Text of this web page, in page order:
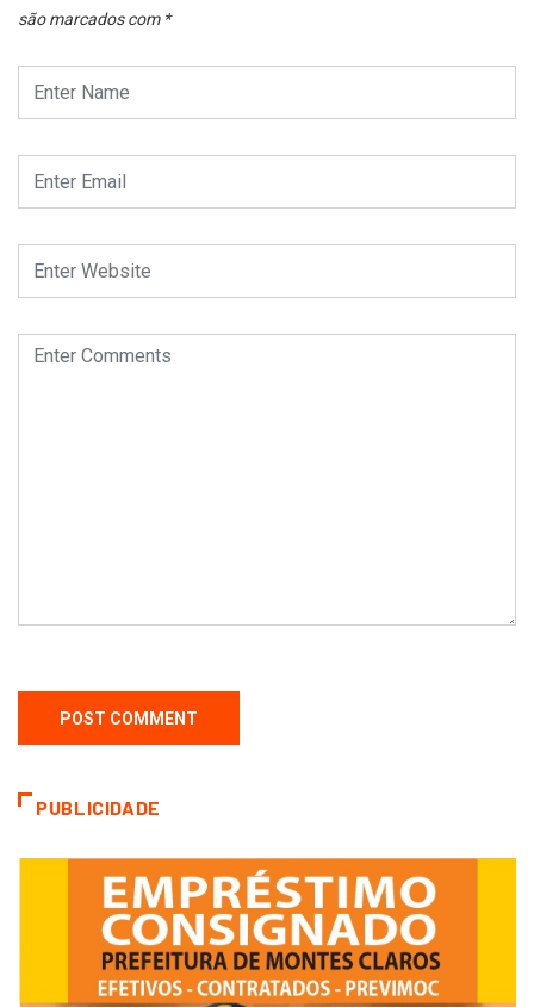
são marcados com *
PUBLICIDADE